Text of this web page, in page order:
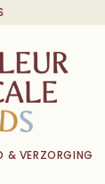
& VERZORGING